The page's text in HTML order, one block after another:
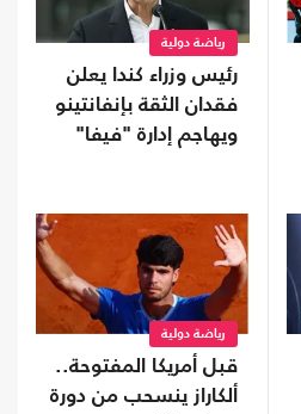
رياضة دولية
رئيس وزراء كندا يعلن
فقدان الثقة بإنفانتينو
ويهاجم إدارة "فيفا"
رياضة دولية
قبل أمريكا المفتوحة..
ألكاراز ينسحب من دورة